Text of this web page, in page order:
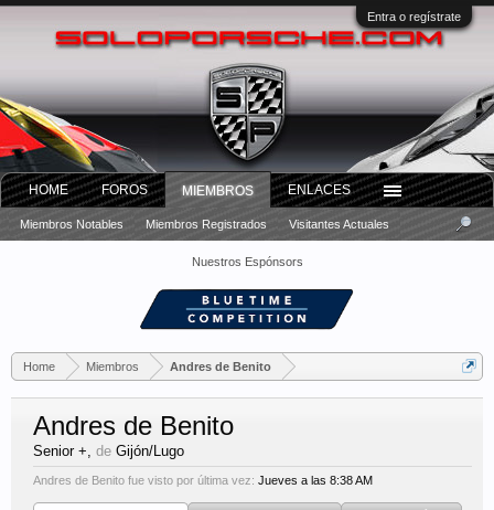
Entra o regístrate
Nuestros Espónsors
Home Miembros Andres de Benito
Andres de Benito
Senior +, de Gijón/Lugo
Andres de Benito fue visto por última vez: Jueves a las 8:38 AM
HOME FOROS MIEMBROS
Miembros Notables Miembros Registrados Visitantes Actuales
ENLACES